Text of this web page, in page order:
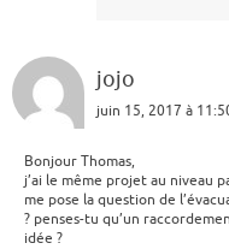
jojo
juin 15, 2017 à
Bonjour Thomas,
j’ai le même projet au niveau
me pose la question de
? penses-tu qu’un
idée ?